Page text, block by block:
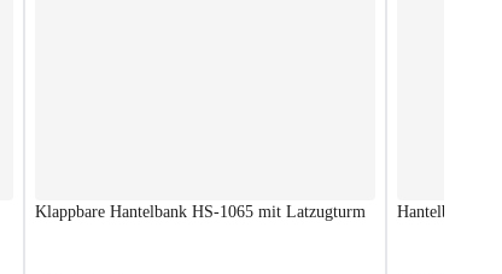
Klappbare Hantelbank HS-1065 mit Latzugturm Hantelbank